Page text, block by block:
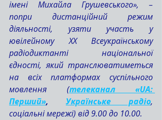
імені Михайла Грушевського», –
попри дистанційний режим
діяльності, узяти участь у
ювілейному ХХ Всеукраїнському
радіодиктанті національної
єдності, який транслюватиметься
на всіх платформах суспільного
мовлення (телеканал «UA:
Перший», Українське радіо,
соціальні мережі) від 9.00 до 10.00.